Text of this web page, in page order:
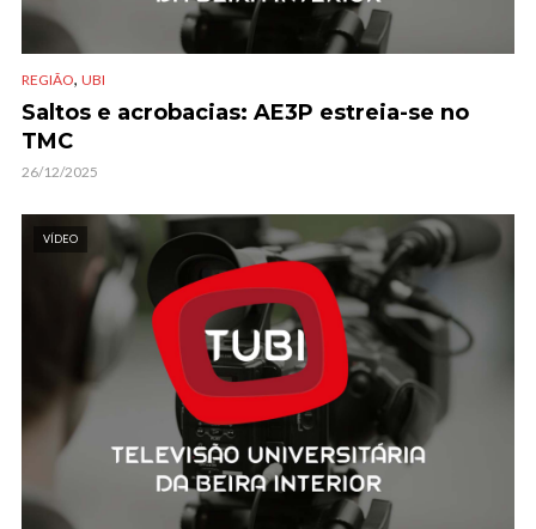
REGIÃO, UBI
Saltos e acrobacias: AE3P estreia-se no
TMC
26/12/2025
VÍDEO